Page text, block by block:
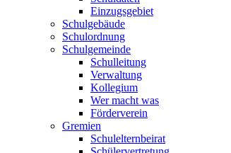
Einzugsgebiet
Schulgebäude
Schulordnung
Schulgemeinde
Schulleitung
Verwaltung
Kollegium
Wer macht was
Förderverein
Gremien
Schulelternbeirat